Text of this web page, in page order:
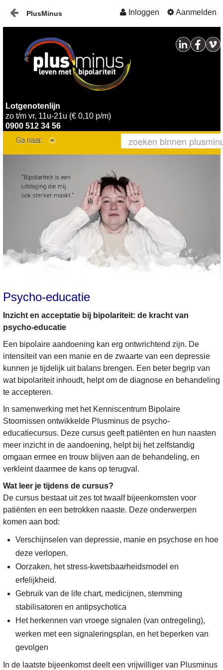
Inloggen Aanmelden
PlusMinus
Home
Nieuws
Plusminus-in-verbinding1
Lotgenotenlijn
zo t/m vr, 11u-21u (€ 0,10 p/m)
0900 512 34 56
Ga naar..
Psycho-educatie
Inzicht en acceptatie bij bipolariteit: de kracht van
psycho-educatie
Een bipolaire aandoening kan erg ontwrichtend zijn. De
intensiteit van een manie en de zwaarte van een depressie
kunnen je tijdelijk uit balans brengen. Een beter begrip van
wat bipolariteit inhoudt, helpt om de diagnose en behandeling
te accepteren.
In samenwerking met het Kenniscentrum Bipolaire
Stoornissen ontwikkelde Plusminus de psycho-
educatiecursus. Deze cursus geeft patiënten en hun naasten
meer inzicht in de aandoening, helpt bij het zelfstandig
omgaan ermee en trouw blijven aan de behandeling, en
verkleint daarmee de kans op terugval.
Wat leer je tijdens de cursus?
De cursus bestaat uit zes tot twaalf bijeenkomsten voor
patiënten en een betrokken naaste. Deze onderwerpen
komen aan bod:
Verschijnselen van depressie, manie en psychose en hoe
deze verlopen.
Oorzaken, het stress-kwetsbaarheidsmodel en
erfelijkheid.
Gebruik van de life chart, medicijnen, stemming
stabilisatoren en antipsychotica
Het herkennen van vroege signalen (van ontregeling),
werken met een signaleringsplan, en het beperken van
gevolgen
In de laatste bijeenkomst deelt een vrijwilliger van Plusminus